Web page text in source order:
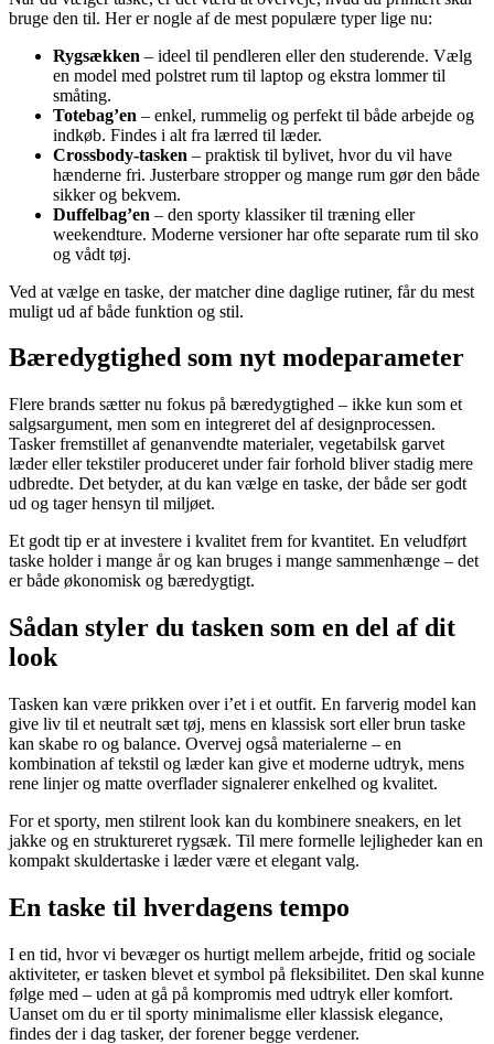
bruge den til. Her er nogle af de mest populære typer lige nu:
Rygsækken – ideel til pendleren eller den studerende. Vælg
en model med polstret rum til laptop og ekstra lommer til
småting.
Totebag’en – enkel, rummelig og perfekt til både arbejde og
indkøb. Findes i alt fra lærred til læder.
Crossbody-tasken – praktisk til bylivet, hvor du vil have
hænderne fri. Justerbare stropper og mange rum gør den både
sikker og bekvem.
Duffelbag’en – den sporty klassiker til træning eller
weekendture. Moderne versioner har ofte separate rum til sko
og vådt tøj.
Ved at vælge en taske, der matcher dine daglige rutiner, får du mest
muligt ud af både funktion og stil.
Bæredygtighed som nyt modeparameter
Flere brands sætter nu fokus på bæredygtighed – ikke kun som et
salgsargument, men som en integreret del af designprocessen.
Tasker fremstillet af genanvendte materialer, vegetabilsk garvet
læder eller tekstiler produceret under fair forhold bliver stadig mere
udbredte. Det betyder, at du kan vælge en taske, der både ser godt
ud og tager hensyn til miljøet.
Et godt tip er at investere i kvalitet frem for kvantitet. En veludført
taske holder i mange år og kan bruges i mange sammenhænge – det
er både økonomisk og bæredygtigt.
Sådan styler du tasken som en del af dit
look
Tasken kan være prikken over i’et i et outfit. En farverig model kan
give liv til et neutralt sæt tøj, mens en klassisk sort eller brun taske
kan skabe ro og balance. Overvej også materialerne – en
kombination af tekstil og læder kan give et moderne udtryk, mens
rene linjer og matte overflader signalerer enkelhed og kvalitet.
For et sporty, men stilrent look kan du kombinere sneakers, en let
jakke og en struktureret rygsæk. Til mere formelle lejligheder kan en
kompakt skuldertaske i læder være et elegant valg.
En taske til hverdagens tempo
I en tid, hvor vi bevæger os hurtigt mellem arbejde, fritid og sociale
aktiviteter, er tasken blevet et symbol på fleksibilitet. Den skal kunne
følge med – uden at gå på kompromis med udtryk eller komfort.
Uanset om du er til sporty minimalisme eller klassisk elegance,
findes der i dag tasker, der forener begge verdener.